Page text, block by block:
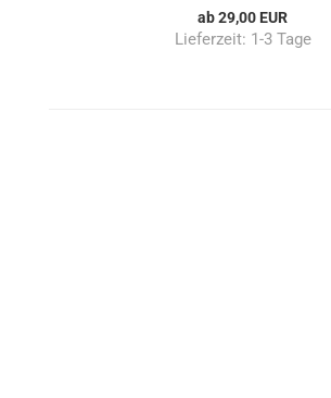
ab 29,00 EUR
Lieferzeit: 1-3 Tage